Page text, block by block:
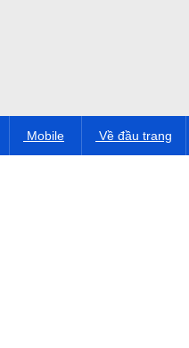
Mobile Về đầu trang